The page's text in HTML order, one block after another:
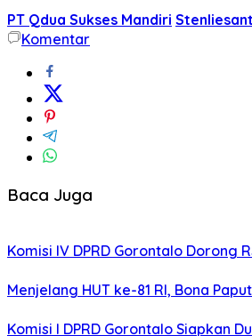
PT Qdua Sukses Mandiri
Komentar
Baca Juga
Komisi IV DPRD Gorontalo Dorong
Menjelang HUT ke-81 RI, Bona
Komisi I DPRD Gorontalo Siapkan